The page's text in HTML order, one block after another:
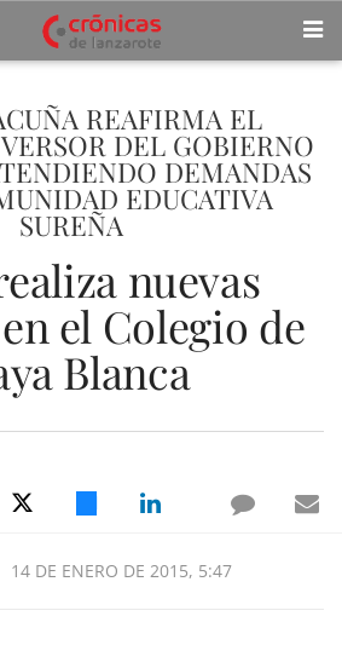
REAFIRMA EL
DEL GOBIERNO
DEMANDAS
EDUCATIVA
SUREÑA
nuevas
el Colegio de
Blanca
14 DE ENERO DE 2015, 5:47